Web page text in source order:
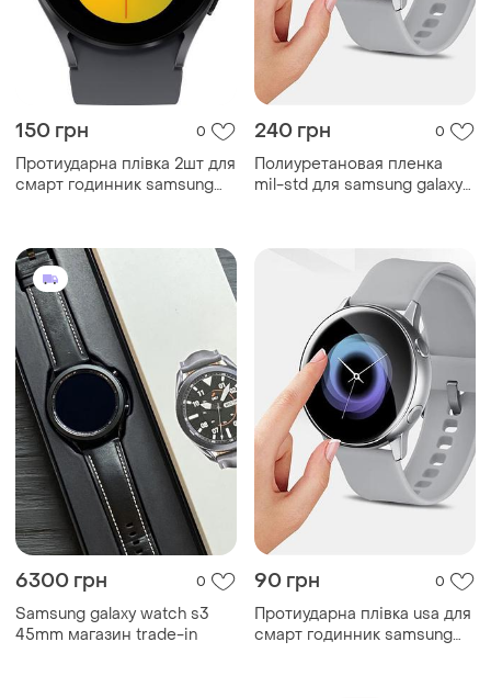
150 грн 0
Протиударна плівка 2шт для
смарт годинник samsung
240 грн 0
Полиуретановая пленка
mil-std для samsung galaxy
6300 грн 0
Samsung galaxy watch s3
45mm магазин trade-in
90 грн 0
Протиударна плівка usa для
смарт годинник samsung